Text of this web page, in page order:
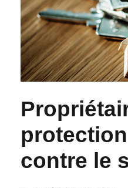
contre le